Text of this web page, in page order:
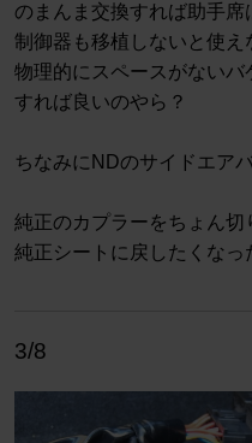
のまんま交換すれば助手
制御器も移植しないと使え
物理的にスペースがないバ
すれば良いのやら？
ちなみにNDのサイドエア
純正のカプラーをちょん
純正シートに戻したくなっ
3/8